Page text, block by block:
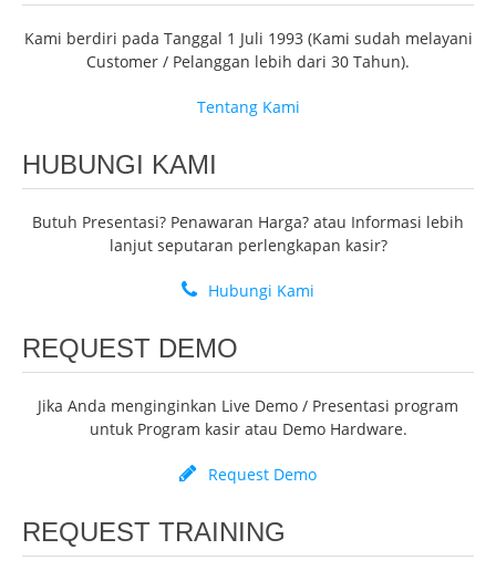
Kami berdiri pada Tanggal 1 Juli 1993 (Kami sudah melayani
Customer / Pelanggan lebih dari 30 Tahun).
Tentang Kami
HUBUNGI KAMI
Butuh Presentasi? Penawaran Harga? atau Informasi lebih
lanjut seputaran perlengkapan kasir?
Hubungi Kami
REQUEST DEMO
Jika Anda menginginkan Live Demo / Presentasi program
untuk Program kasir atau Demo Hardware.
Request Demo
REQUEST TRAINING